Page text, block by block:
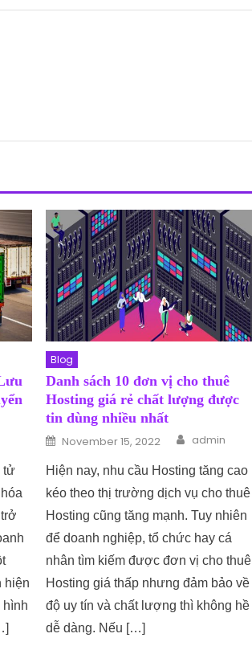
tử
hiện
hình
Blog
Danh sách 10 đơn vị cho thuê
Hosting giá rẻ chất lượng được
tin dùng nhiều nhất
Posted on
November 15, 2022 Author
admin
Hiện nay, nhu cầu Hosting tăng cao
kéo theo thị trường dịch vụ cho thuê
Hosting cũng tăng mạnh. Tuy nhiên
để doanh nghiệp, tổ chức hay cá
nhân tìm kiếm được đơn vị cho thuê
Hosting giá thấp nhưng đảm bảo về
độ uy tín và chất lượng thì không hề
dễ dàng. Nếu […]